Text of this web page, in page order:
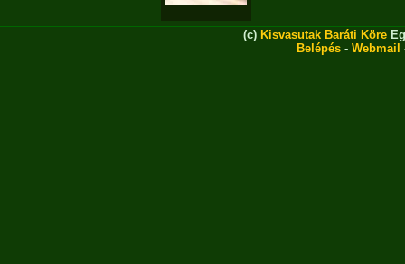
(c) Kisvasutak Baráti Köre
Belépés - Webmail